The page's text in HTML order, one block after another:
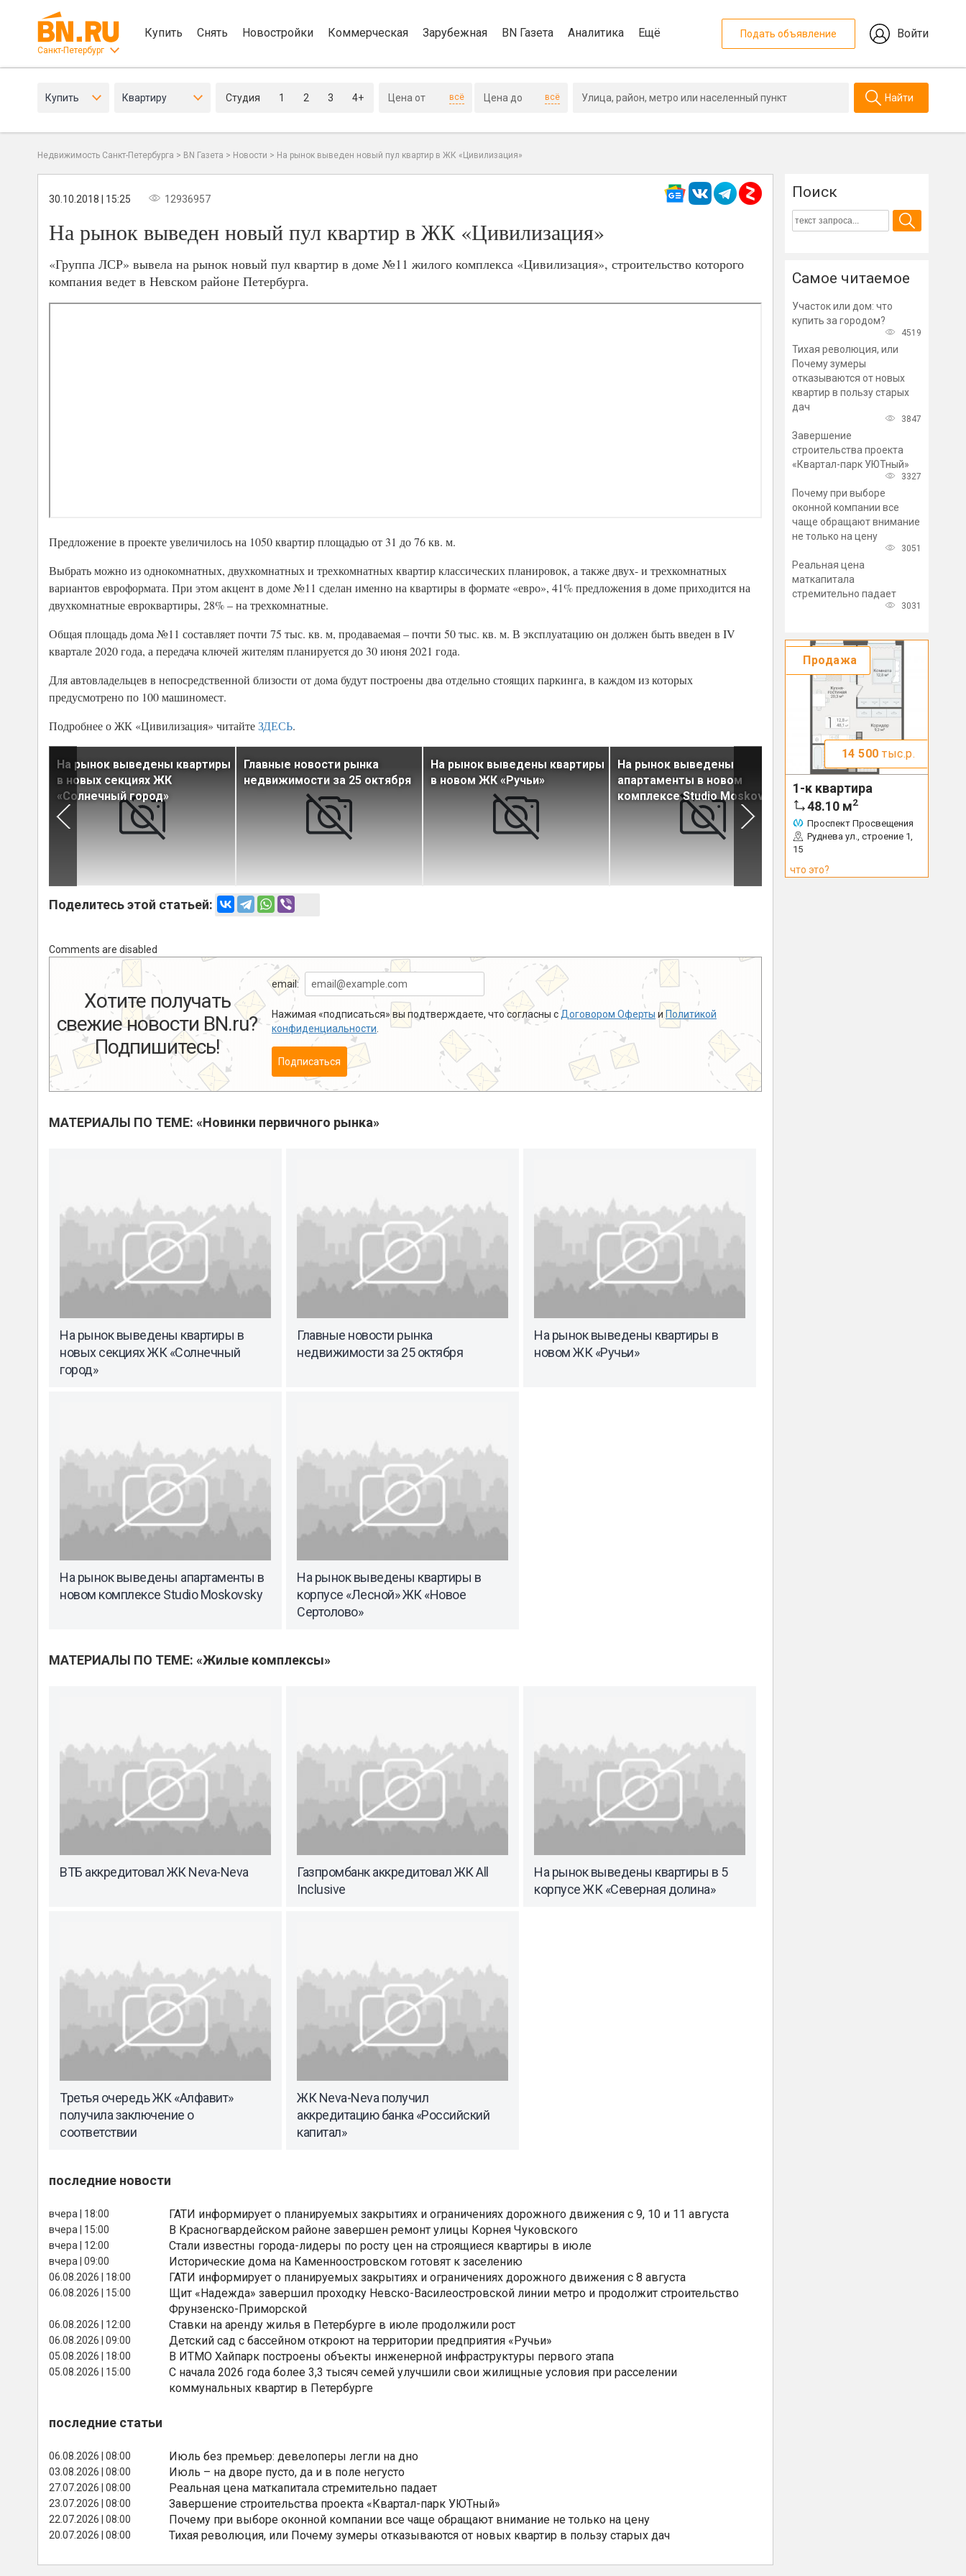
Санкт-Петербург
Купить Снять Новостройки Коммерческая Зарубежная BN Газета Аналитика Ещё Подать объявление Войти
Купить Квартиру Студия 1 2 3 4+ всё всё Найти
Недвижимость Санкт-Петербурга > BN Газета > Новости > На рынок выведен новый пул квартир в ЖК «Цивилизация»
30.10.2018 | 15:25 12936957
На рынок выведен новый пул квартир в ЖК «Цивилизация»
«Группа ЛСР» вывела на рынок новый пул квартир в доме №11 жилого комплекса «Цивилизация», строительство которого
компания ведет в Невском районе Петербурга.
Предложение в проекте увеличилось на 1050 квартир площадью от 31 до 76 кв. м.
Выбрать можно из однокомнатных, двухкомнатных и трехкомнатных квартир классических планировок, а также двух- и трехкомнатных
вариантов евроформата. При этом акцент в доме №11 сделан именно на квартиры в формате «евро», 41% предложения в доме приходится на
двухкомнатные евроквартиры, 28% – на трехкомнатные.
Общая площадь дома №11 составляет почти 75 тыс. кв. м, продаваемая – почти 50 тыс. кв. м. В эксплуатацию он должен быть введен в IV
квартале 2020 года, а передача ключей жителям планируется до 30 июня 2021 года.
Для автовладельцев в непосредственной близости от дома будут построены два отдельно стоящих паркинга, в каждом из которых
предусмотрено по 100 машиномест.
Подробнее о ЖК «Цивилизация» читайтеЗДЕСЬ.
На рынок выведены квартиры
в новых секциях ЖК
«Солнечный город»
Главные новости рынка
недвижимости за 25 октября
На рынок выведены квартиры
в новом ЖК «Ручьи»
На рынок выведены
апартаменты в новом
комплексе Studio Moskovsky
На рынок выведены
«Новое Сертолово»
Поделитесь этой статьей:
Comments are disabled
Хотите получать
свежие новости BN.ru?
Подпишитесь!
email:
Нажимая «подписаться» вы подтверждаете, что согласны с Договором Оферты и Политикой
конфиденциальности
Подписаться
МАТЕРИАЛЫ ПО ТЕМЕ: «Новинки первичного рынка»
На рынок выведены квартиры в
новых секциях ЖК «Солнечный
город»
Главные новости рынка
недвижимости за 25 октября
На рынок выведены квартиры в
новом ЖК «Ручьи»
На рынок выведены апартаменты в
новом комплексе Studio Moskovsky
На рынок выведены квартиры в
корпусе «Лесной» ЖК «Новое
Сертолово»
МАТЕРИАЛЫ ПО ТЕМЕ: «Жилые комплексы»
ВТБ аккредитовал ЖК Neva-Neva
Газпромбанк аккредитовал ЖК All
Inclusive
На рынок выведены квартиры в 5
корпусе ЖК «Северная долина»
Третья очередь ЖК «Алфавит»
получила заключение о
соответствии
ЖК Neva-Neva получил
аккредитацию банка «Российский
капитал»
последние новости
вчера | 18:00 ГАТИ информирует о планируемых закрытиях и ограничениях дорожного движения с 9, 10 и 11 августа
вчера | 15:00 В Красногвардейском районе завершен ремонт улицы Корнея Чуковского
вчера | 12:00 Стали известны города-лидеры по росту цен на строящиеся квартиры в июле
вчера | 09:00 Исторические дома на Каменноостровском готовят к заселению
06.08.2026 | 18:00 ГАТИ информирует о планируемых закрытиях и ограничениях дорожного движения с 8 августа
06.08.2026 | 15:00
Щит «Надежда» завершил проходку Невско-Василеостровской линии метро и продолжит строительство
Фрунзенско-Приморской
06.08.2026 | 12:00 Ставки на аренду жилья в Петербурге в июле продолжили рост
06.08.2026 | 09:00 Детский сад с бассейном откроют на территории предприятия «Ручьи»
05.08.2026 | 18:00 В ИТМО Хайпарк построены объекты инженерной инфраструктуры первого этапа
05.08.2026 | 15:00
С начала 2026 года более 3,3 тысяч семей улучшили свои жилищные условия при расселении
коммунальных квартир в Петербурге
последние статьи
06.08.2026 | 08:00 Июль без премьер: девелоперы легли на дно
03.08.2026 | 08:00 Июль – на дворе пусто, да и в поле негусто
27.07.2026 | 08:00 Реальная цена маткапитала стремительно падает
23.07.2026 | 08:00 Завершение строительства проекта «Квартал-парк УЮТный»
22.07.2026 | 08:00 Почему при выборе оконной компании все чаще обращают внимание не только на цену
20.07.2026 | 08:00 Тихая революция, или Почему зумеры отказываются от новых квартир в пользу старых дач
Поиск
Самое читаемое
Участок или дом: что
купить за городом?
4519
Тихая революция, или
Почему зумеры
отказываются от новых
квартир в пользу старых
дач
3847
Завершение
строительства проекта
«Квартал-парк УЮТный»
3327
Почему при выборе
оконной компании все
чаще обращают внимание
не только на цену
3051
Реальная цена
маткапитала
стремительно падает
3031
Продажа
14 500 тыс.р.
1-к квартира
48.10 м2
Проспект Просвещения
Руднева ул., строение 1,
15
что это?